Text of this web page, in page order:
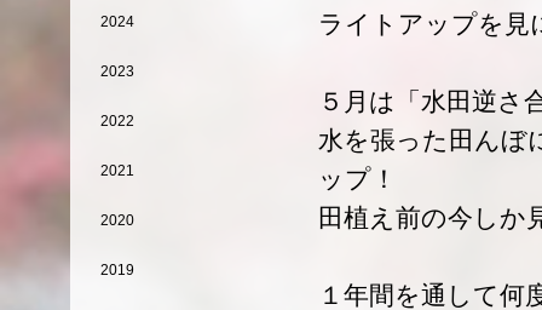
ライトアップを見
５月は「水田逆さ
水を張った田んぼ
ップ！
田植え前の今しか
１年間を通して何
2024
2023
2022
2021
2020
2019